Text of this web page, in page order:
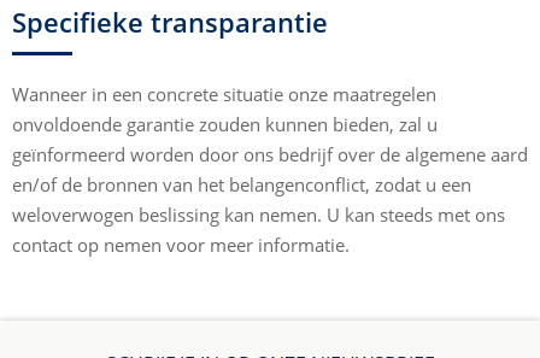
Specifieke transparantie
Wanneer in een concrete situatie onze maatregelen
onvoldoende garantie zouden kunnen bieden, zal u
geïnformeerd worden door ons bedrijf over de algemene aard
en/of de bronnen van het belangenconflict, zodat u een
weloverwogen beslissing kan nemen. U kan steeds met ons
contact op nemen voor meer informatie.